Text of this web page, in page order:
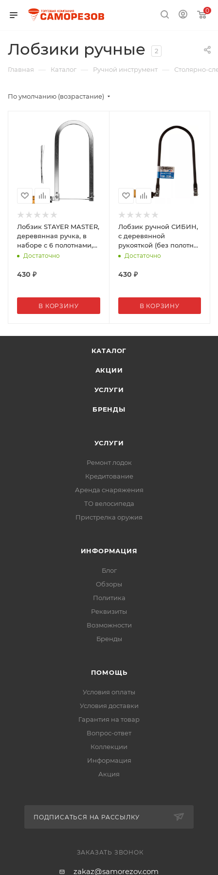
0
Лобзики ручные 2
Главная — Каталог — Ручной инструмент — Столярно-
По умолчанию (возрастание)
Лобзик STAYER MASTER,
деревянная ручка, в
наборе с 6 полотнами,
130 х 250 мм
Достаточно
430 ₽
В КОРЗИНУ
Лобзик ручной СИБИН,
с деревянной
рукояткой (без полотна),
130 х 220 мм
Достаточно
430 ₽
В КОРЗИНУ
КАТАЛОГ
АКЦИИ
УСЛУГИ
БРЕНДЫ
УСЛУГИ
Ремонт лодок
Кредитование
Аренда снаряжения
ТО велосипеда
Пристрелка оружия
ИНФОРМАЦИЯ
Блог
Обзоры
Политика
Реквизиты
Возможности
Бренды
ПОМОЩЬ
Условия оплаты
Условия доставки
Гарантия на товар
Вопрос-ответ
Коллекции
Информация
Акция
ПОДПИСАТЬСЯ НА РАССЫЛКУ
ЗАКАЗАТЬ ЗВОНОК
zakaz@samorezov.com